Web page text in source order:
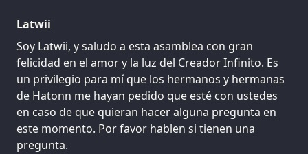
Latwii
Soy Latwii, y saludo a esta asamblea con gran
felicidad en el amor y la luz del Creador Infinito. Es
un privilegio para mí que los hermanos y hermanas
de Hatonn me hayan pedido que esté con ustedes
en caso de que quieran hacer alguna pregunta en
este momento. Por favor hablen si tienen una
pregunta.